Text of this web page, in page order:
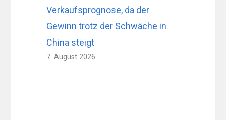
Verkaufsprognose, da der
Gewinn trotz der Schwäche in
China steigt
7. August 2026